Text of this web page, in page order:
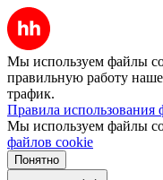
Мы используем файлы
правильную работу
трафик.
Правила использования
Мы используем файлы
файлов cookie
Понятно